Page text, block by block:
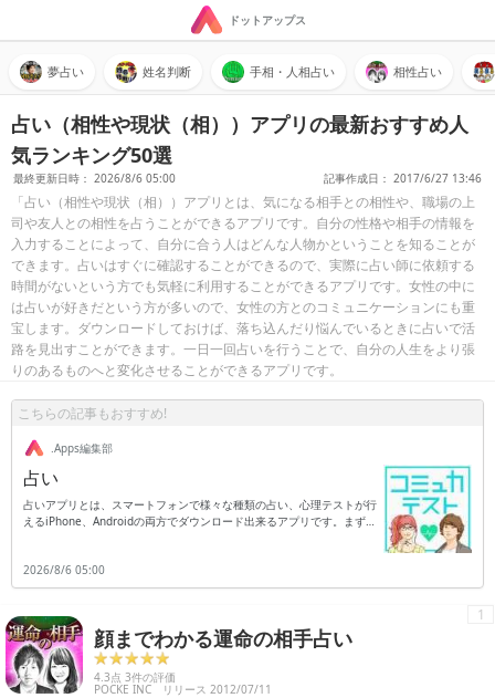
ドットアップス
夢占い 姓名判断 手相・人相占い 相性占い
占い（相性や現状（相））アプリの最新おすすめ人
気ランキング50選
最終更新日時： 2026/8/6 05:00 記事作成日： 2017/6/27 13:46
「占い（相性や現状（相））アプリとは、気になる相手との相性や、職場の上
司や友人との相性を占うことができるアプリです。自分の性格や相手の情報を
入力することによって、自分に合う人はどんな人物かということを知ることが
できます。占いはすぐに確認することができるので、実際に占い師に依頼する
時間がないという方でも気軽に利用することができるアプリです。女性の中に
は占いが好きだという方が多いので、女性の方とのコミュニケーションにも重
宝します。ダウンロードしておけば、落ち込んだり悩んでいるときに占いで活
路を見出すことができます。一日一回占いを行うことで、自分の人生をより張
りのあるものへと変化させることができるアプリです。
こちらの記事もおすすめ!
.Apps編集部
占い
占いアプリとは、スマートフォンで様々な種類の占い、心理テストが行
えるiPhone、Androidの両方でダウンロード出来るアプリです。まず占
ります。心理テストにおいても、その診断内容は様々なものがあり、深
層心理や性格診断、特定の状況で診断者はどういった行動を取るのか、
くの占いや心理テストが搭載されているので、飽きることなく占いや心
理テストに没頭する事が出来るでしょう。自分の結果だけでなく、友人
や恋人の結果も共有しながら占い・心理テストアプリを楽しむと良いで
しょう。
2026/8/6 05:00
顔までわかる運命の相手占い
4.3点 3件の評価
POCKE INC リリース 2012/07/11
1